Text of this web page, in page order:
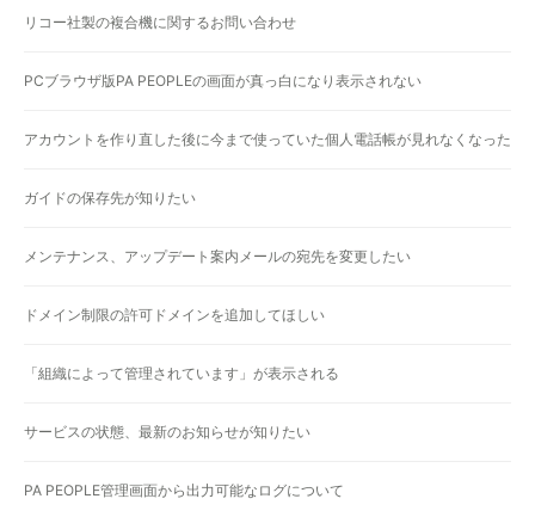
リコー社製の複合機に関するお問い合わせ
PCブラウザ版PA PEOPLEの画面が真っ白になり表示されない
アカウントを作り直した後に今まで使っていた個人電話帳が見れなくなった
ガイドの保存先が知りたい
メンテナンス、アップデート案内メールの宛先を変更したい
ドメイン制限の許可ドメインを追加してほしい
「組織によって管理されています」が表示される
サービスの状態、最新のお知らせが知りたい
PA PEOPLE管理画面から出力可能なログについて